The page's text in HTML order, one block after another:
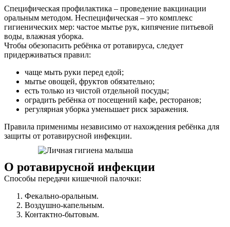
Специфическая профилактика – проведение вакцинации
оральным методом. Неспецифическая – это комплекс
гигиенических мер: частое мытье рук, кипячение питьевой
воды, влажная уборка.
Чтобы обезопасить ребёнка от ротавируса, следует
придерживаться правил:
чаще мыть руки перед едой;
мытье овощей, фруктов обязательно;
есть только из чистой отдельной посуды;
оградить ребёнка от посещений кафе, ресторанов;
регулярная уборка уменьшает риск заражения.
Правила применимы независимо от нахождения ребёнка для
защиты от ротавирусной инфекции.
О ротавирусной инфекции
Способы передачи кишечной палочки:
Фекально-оральным.
Воздушно-капельным.
Контактно-бытовым.